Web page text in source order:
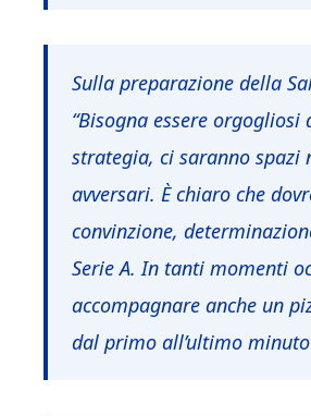
Sulla preparazione della
“Bisogna essere
strategia, ci saranno
avversari. È chiaro che
convinzione,
Serie A. In tanti momenti
accompagnare anche un
dal primo all’ultimo